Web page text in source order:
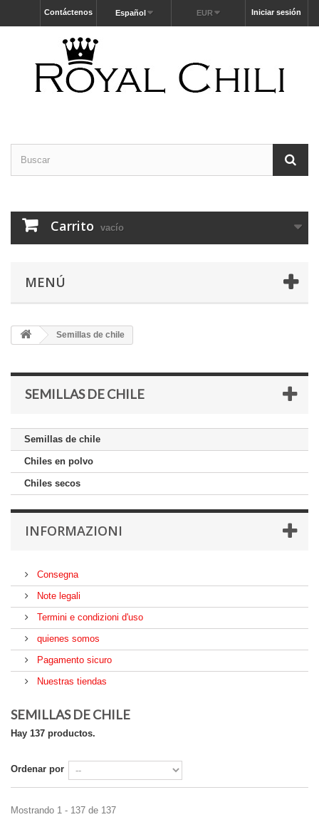
Iniciar sesión
EUR
Español
Contáctenos
Carrito vacío
MENÚ
Semillas de chile
SEMILLAS DE CHILE
Semillas de chile
Chiles en polvo
Chiles secos
INFORMAZIONI
Consegna
Note legali
Termini e condizioni d'uso
quienes somos
Pagamento sicuro
Nuestras tiendas
SEMILLAS DE CHILE
Hay 137 productos.
Ordenar por
Mostrando 1 - 137 de 137